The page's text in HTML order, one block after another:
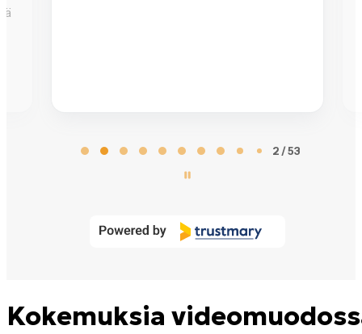
2 / 53
Kokemuksia